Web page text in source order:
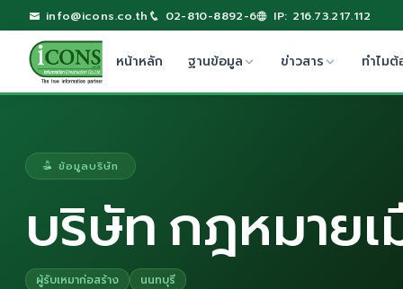
info@icons.co.th 02-810-8892-6 IP: 216.73.217.112
หน้าหลัก ฐานข้อมูล ข่าวสาร ทำไมต้
ข้อมูลบริษัท
บริษัท กฎหมาย
ผู้รับเหมาก่อสร้าง นนทบุรี